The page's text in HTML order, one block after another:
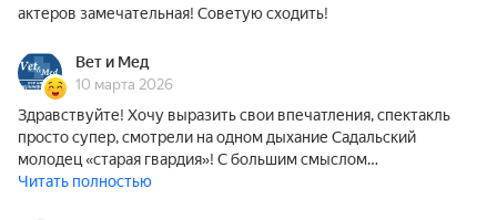
актеров замечательная! Советую сходить!
Вет и Мед
10 марта 2026
Здравствуйте! Хочу выразить свои впечатления, спектакль
просто супер, смотрели на одном дыхание Садальский
молодец «старая гвардия»! С большим смыслом…
Читать полностью